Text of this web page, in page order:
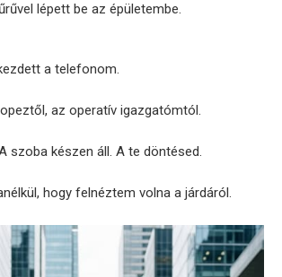
lépett be az épületembe.
a telefonom.
az operatív igazgatómtól.
szoba készen áll. A te döntésed.
hogy felnéztem volna a járdáról.